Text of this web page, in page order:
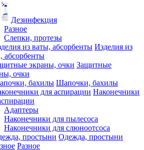
Дезинфекция
Разное
Слепки, протезы
Изделия из
абсорбенты
Защитные
очки
Шапочки, бахилы
Наконечники
Адаптеры
Наконечники для пылесоса
Наконечники для слюноотсоса
Одежда, простыни
Разное